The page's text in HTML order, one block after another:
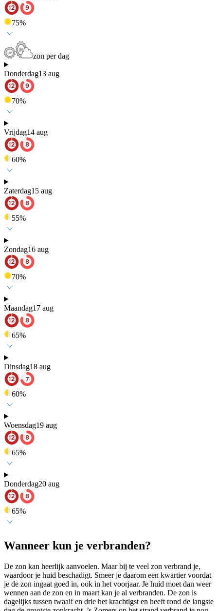
75%
zon per dag
Donderdag13 aug
70%
Vrijdag14 aug
60%
Zaterdag15 aug
55%
Zondag16 aug
70%
Maandag17 aug
65%
Dinsdag18 aug
60%
Woensdag19 aug
65%
Donderdag20 aug
65%
Wanneer kun je verbranden?
De zon kan heerlijk aanvoelen. Maar bij te veel zon verbrand je,
waardoor je huid beschadigt. Smeer je daarom een kwartier voordat
je de zon ingaat goed in, ook in het voorjaar. Je huid moet dan weer
wennen aan de zon en in maart kan je al verbranden. De zon is
dagelijks tussen twaalf en drie het krachtigst en heeft rond de langste